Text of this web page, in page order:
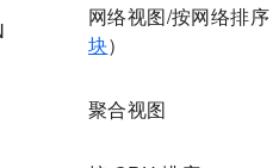
网络视图/按网络排序
块）
聚合视图